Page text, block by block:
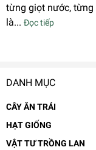
DANH MỤC
CÂY ĂN TRÁI
HẠT GIỐNG
VẬT TƯ TRỒNG LAN
từng giọt nước, từng
là... Đọc tiếp